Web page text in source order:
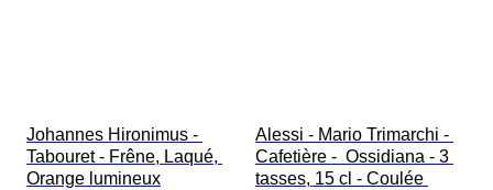
Johannes Hironimus -
Tabouret - Frêne, Laqué,
Orange lumineux
Alessi - Mario Trimarchi -
Cafetière -  Ossidiana - 3
tasses, 15 cl - Coulée